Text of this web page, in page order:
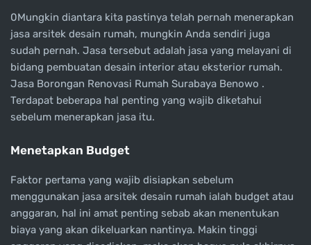
0Mungkin diantara kita pastinya telah pernah menerapkan
jasa arsitek desain rumah, mungkin Anda sendiri juga
sudah pernah. Jasa tersebut adalah jasa yang melayani di
bidang pembuatan desain interior atau eksterior rumah.
Jasa Borongan Renovasi Rumah Surabaya Benowo .
Terdapat beberapa hal penting yang wajib diketahui
sebelum menerapkan jasa itu.
Menetapkan Budget
Faktor pertama yang wajib disiapkan sebelum
menggunakan jasa arsitek desain rumah ialah budget atau
anggaran, hal ini amat penting sebab akan menentukan
biaya yang akan dikeluarkan nantinya. Makin tinggi